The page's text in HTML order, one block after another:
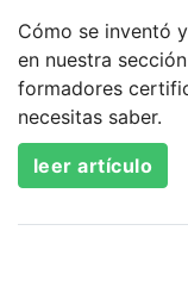
Cómo se inventó
en nuestra
formadores
necesitas saber.
leer artículo